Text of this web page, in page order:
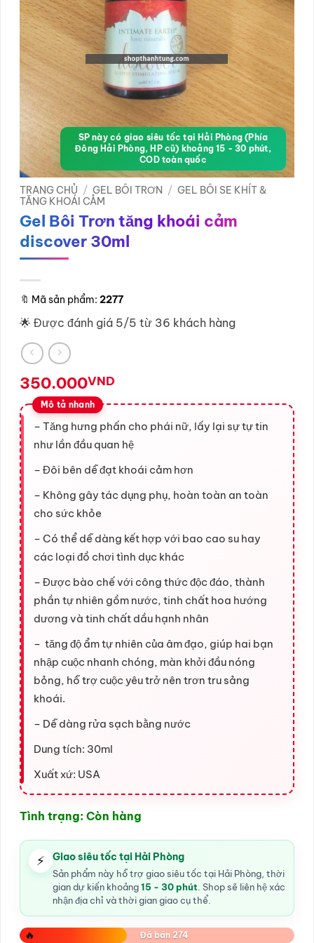
SP này có giao siêu tốc tại Hải Phòng (Phía
Đông Hải Phòng, HP cũ) khoảng 15 - 30 phút,
COD toàn quốc
TRANG CHỦ / GEL BÔI TRƠN / GEL BÔI SE KHÍT &
TĂNG KHOÁI CẢM
Gel Bôi Trơn tăng khoái cảm
discover 30ml
🔖 Mã sản phẩm: 2277
🌟 Được đánh giá 5/5 từ 36 khách hàng
350.000VND
– Tăng hưng phấn cho phái nữ, lấy lại sự tự tin
như lần đầu quan hệ
– Đôi bên dễ đạt khoái cảm hơn
– Không gây tác dụng phụ, hoàn toàn an toàn
cho sức khỏe
– Có thể dễ dàng kết hợp với bao cao su hay
các loại đồ chơi tình dục khác
– Được bào chế với công thức độc đáo, thành
phần tự nhiên gồm nước, tinh chất hoa hướng
dương và tinh chất dầu hạnh nhân
– tăng độ ẩm tự nhiên của âm đạo, giúp hai bạn
nhập cuộc nhanh chóng, màn khởi đầu nóng
bỏng, hỗ trợ cuộc yêu trở nên trơn tru sảng
khoái.
– Dễ dàng rửa sạch bằng nước
Dung tích: 30ml
Xuất xứ: USA
Tình trạng: Còn hàng
⚡ Giao siêu tốc tại Hải Phòng
Sản phẩm này hỗ trợ giao siêu tốc tại Hải Phòng, thời
gian dự kiến khoảng15 - 30 phút . Shop sẽ liên hệ xác
nhận địa chỉ và thời gian giao cụ thể.
🔥 Đã bán 274